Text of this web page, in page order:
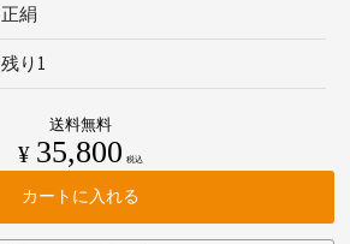
正絹
残り1
送料無料
¥ 35,800 税込
カートに入れる